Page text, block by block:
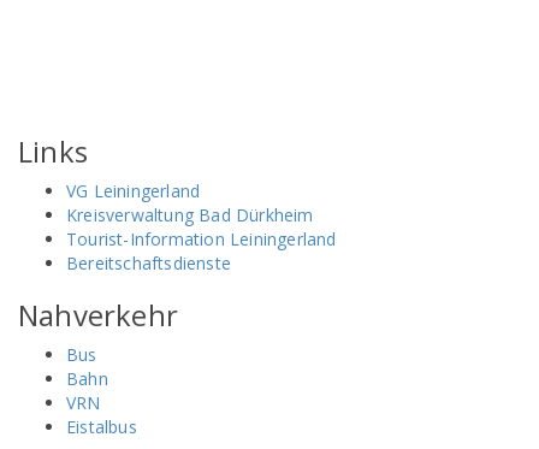
Links
VG Leiningerland
Kreisverwaltung Bad Dürkheim
Tourist-Information Leiningerland
Bereitschaftsdienste
Nahverkehr
Bus
Bahn
VRN
Eistalbus